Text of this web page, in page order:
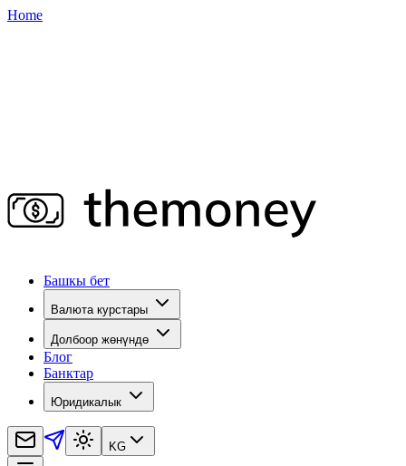
Home
Башкы бет
Валюта курстары
Долбоор жөнүндө
Блог
Банктар
Юридикалык
KG